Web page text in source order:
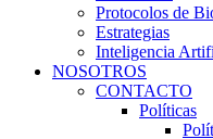
Protocolos de
Estrategias
Inteligencia
NOSOTROS
CONTACTO
Políticas